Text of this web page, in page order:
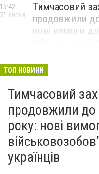
Тимчасовий
продовжили
нові вимоги
15:42
31 липня
ТОП НОВИНИ
Тимчасовий
продовжили до
року: нові
українців